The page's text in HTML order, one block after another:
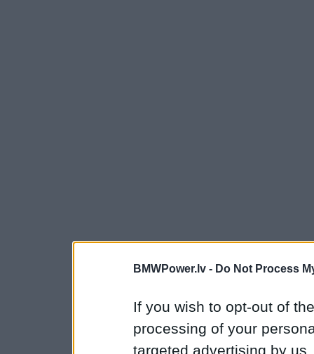
BMWPower.lv - Do Not Process
If you wish to opt-out of
processing of your
targeted advertising by